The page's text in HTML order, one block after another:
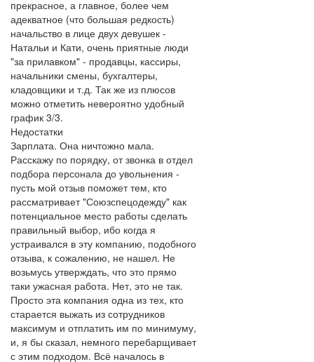
прекрасное, а главное, более чем
адекватное (что большая редкость)
начальство в лице двух девушек -
Натальи и Кати, очень приятные люди
"за прилавком" - продавцы, кассиры,
начальники смены, бухгалтеры,
кладовщики и т.д. Так же из плюсов
можно отметить невероятно удобный
график 3/3.
Недостатки
Зарплата. Она ничтожно мала.
Расскажу по порядку, от звонка в отдел
подбора персонала до увольнения -
пусть мой отзыв поможет тем, кто
рассматривает "Союзспецодежду" как
потенциальное место работы сделать
правильный выбор, ибо когда я
устраивался в эту компанию, подобного
отзыва, к сожалению, не нашел. Не
возьмусь утверждать, что это прямо
таки ужасная работа. Нет, это не так.
Просто эта компания одна из тех, кто
старается выжать из сотрудников
максимум и отплатить им по минимуму,
и, я бы сказал, немного перебарщивает
с этим подходом. Всё началось в